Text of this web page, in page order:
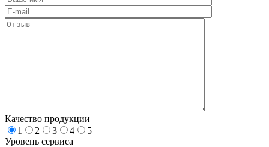
Качество продукции
1
2 3 4
5
Уровень сервиса